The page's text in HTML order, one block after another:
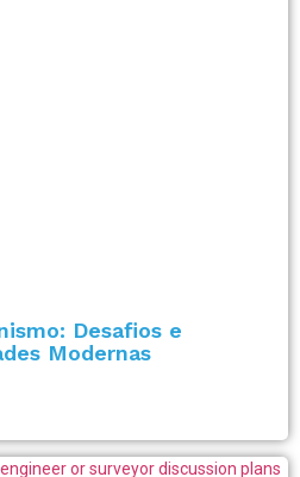
Desafios e
Modernas